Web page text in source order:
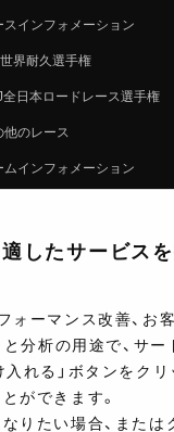
スインフォメーション
界耐久選手権
全日本ロードレース選手権
他のレース
ムインフォメーション
スムービー
したサービス
ォーマンス改善、お
と分析の用途で、
入れる」ボタンをク
ができます。
りたい場合、また